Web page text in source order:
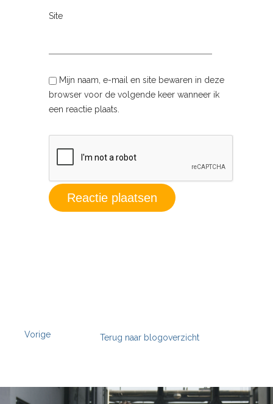
Site
Mijn naam, e-mail en site bewaren in deze
browser voor de volgende keer wanneer ik
een reactie plaats.
Vorige Terug naar blogoverzicht